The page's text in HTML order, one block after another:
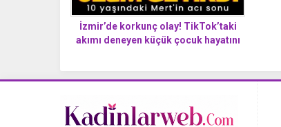
İzmir’de korkunç olay! TikTok’taki
akımı deneyen küçük çocuk hayatını